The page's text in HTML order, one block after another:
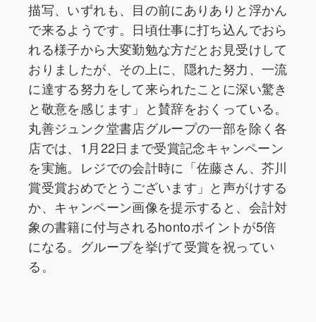
描写、いずれも、目の前にありありと浮かん
で来るようです。日頃仕事に打ち込んでおら
れる様子から大変勤勉な方だとお見受けして
おりましたが、その上に、隠れた努力、一流
に達する努力をして来られたことに深い驚き
と敬意を感じます」と賛辞をおくっている。
丸善ジュンク堂書店グループの一部を除く各
店では、1月22日まで受賞記念キャンペーン
を実施。レジでの会計時に「佐藤さん、芥川
賞受賞おめでとうございます」と声がけする
か、キャンペーン画像を提示すると、会計対
象の書籍に付与されるhontoポイントが5倍
になる。グループを挙げて受賞を祝ってい
る。